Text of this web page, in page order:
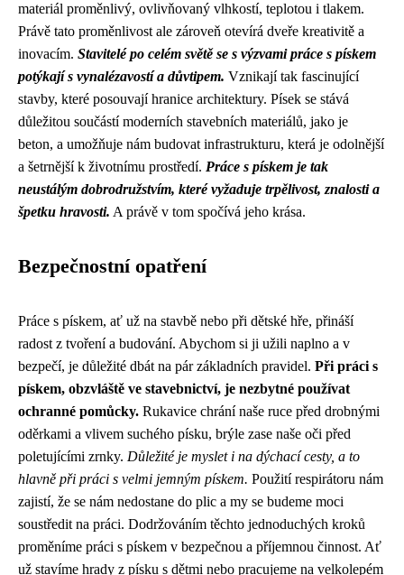
materiál proměnlivý, ovlivňovaný vlhkostí, teplotou i tlakem.
Právě tato proměnlivost ale zároveň otevírá dveře kreativitě a
inovacím. Stavitelé po celém světě se s výzvami práce s pískem
potýkají s vynalézavostí a důvtipem. Vznikají tak fascinující
stavby, které posouvají hranice architektury. Písek se stává
důležitou součástí moderních stavebních materiálů, jako je
beton, a umožňuje nám budovat infrastrukturu, která je odolnější
a šetrnější k životnímu prostředí. Práce s pískem je tak
neustálým dobrodružstvím, které vyžaduje trpělivost, znalosti a
špetku hravosti. A právě v tom spočívá jeho krása.
Bezpečnostní opatření
Práce s pískem, ať už na stavbě nebo při dětské hře, přináší
radost z tvoření a budování. Abychom si ji užili naplno a v
bezpečí, je důležité dbát na pár základních pravidel. Při práci s
pískem, obzvláště ve stavebnictví, je nezbytné používat
ochranné pomůcky. Rukavice chrání naše ruce před drobnými
oděrkami a vlivem suchého písku, brýle zase naše oči před
poletujícími zrnky. Důležité je myslet i na dýchací cesty, a to
hlavně při práci s velmi jemným pískem. Použití respirátoru nám
zajistí, že se nám nedostane do plic a my se budeme moci
soustředit na práci. Dodržováním těchto jednoduchých kroků
proměníme práci s pískem v bezpečnou a příjemnou činnost. Ať
už stavíme hrady z písku s dětmi nebo pracujeme na velkolepém